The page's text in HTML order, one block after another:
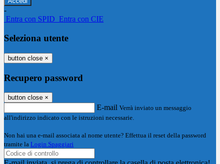
-
Entra con SPID Entra con CIE
Seleziona utente
button close ×
Recupero password
button close ×
E-mail Verrà inviato un messaggio
all'indirizzo indicato con le istruzioni necessarie.
Non hai una e-mail associata al nome utente? Effettua il reset della password
tramite la Login Spaggiari